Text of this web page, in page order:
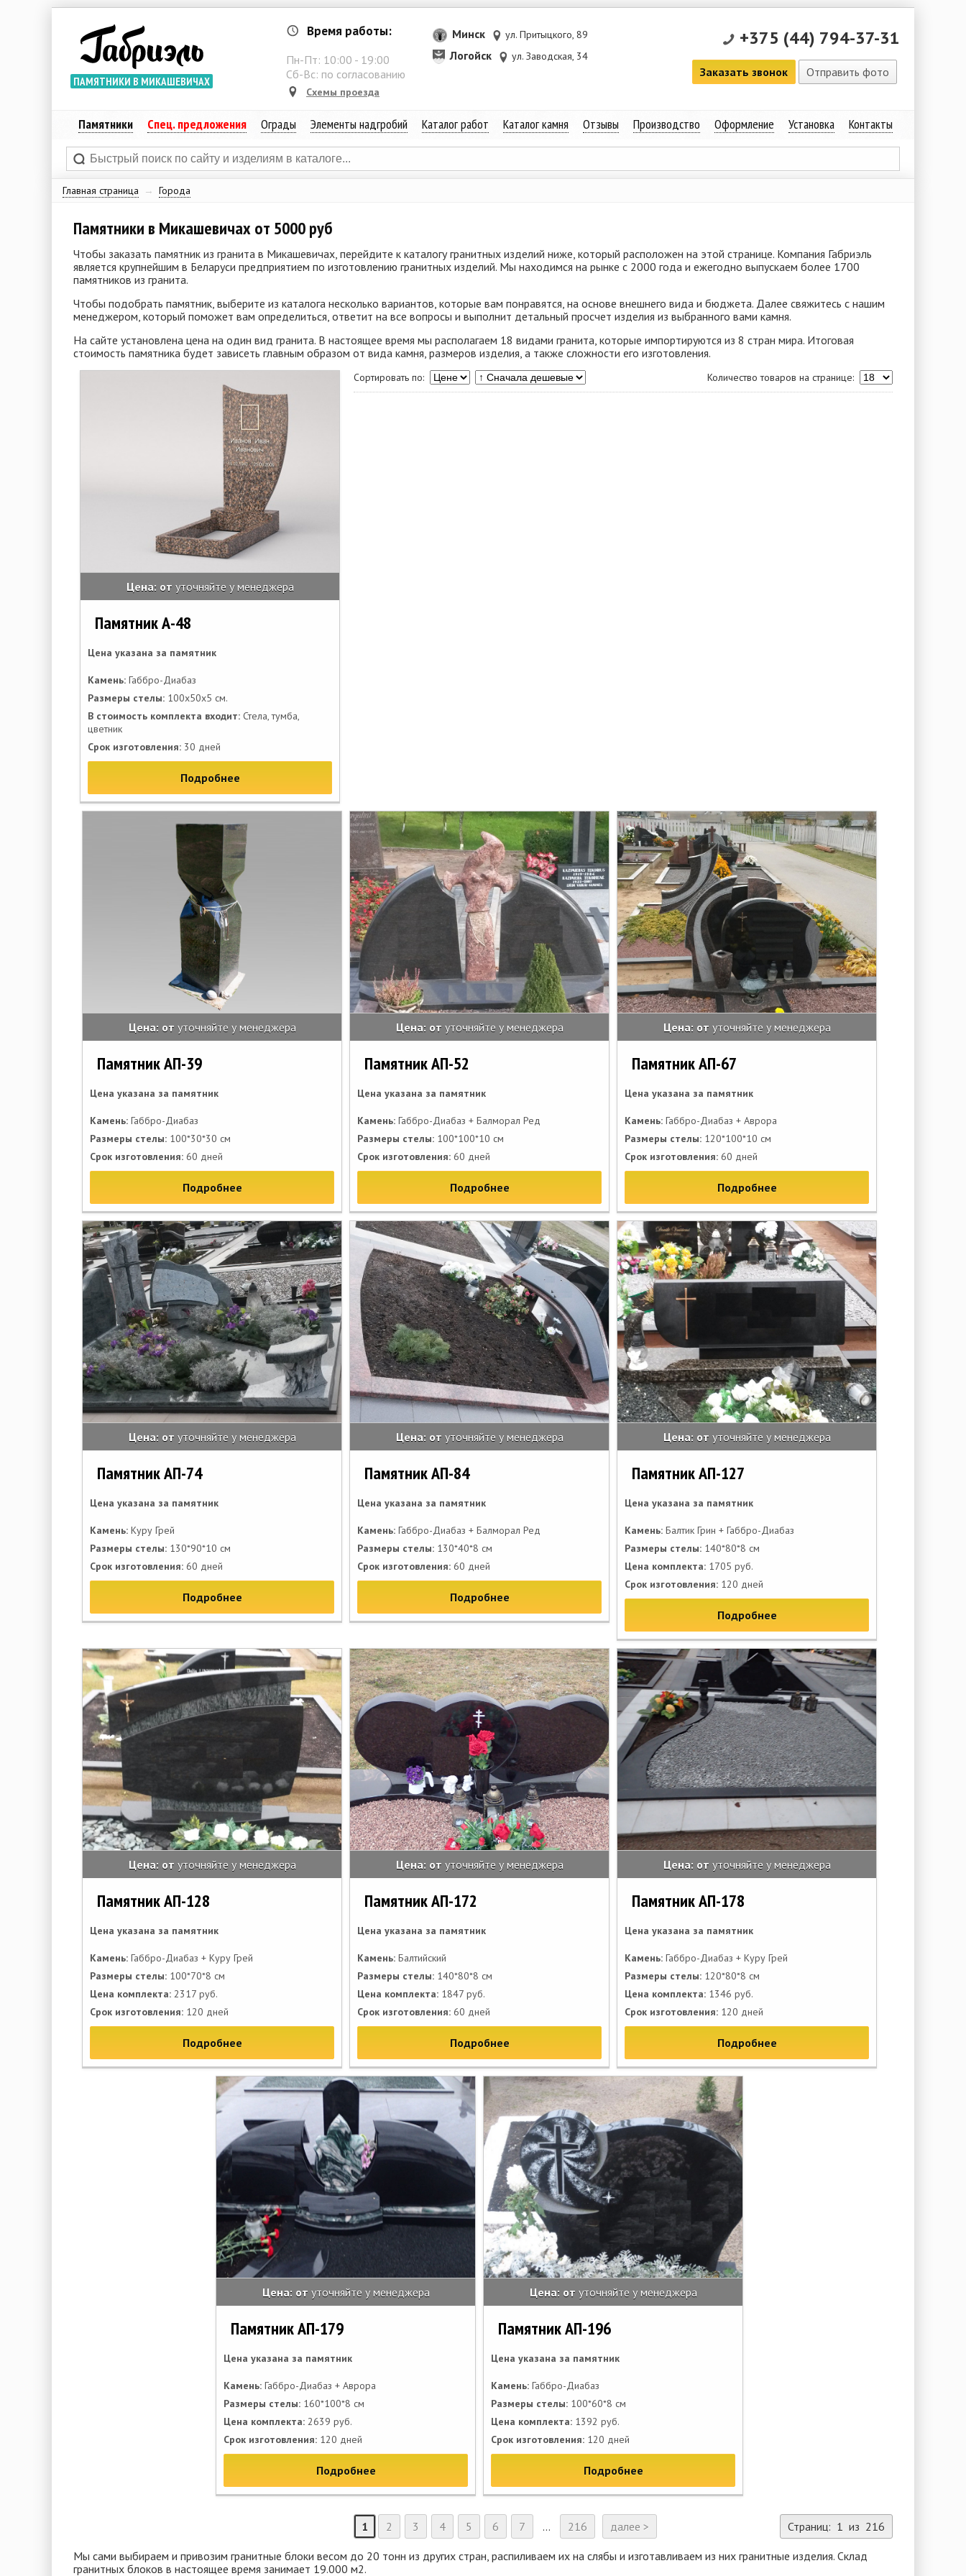
ПАМЯТНИКИ В МИКАШЕВИЧАХ
Время работы:
Пн-Пт: 10:00 - 19:00
Сб-Вс: по согласованию
Схемы проезда
Минск ул. Притыцкого, 89
Логойск ул. Заводская, 34
+375 (44) 794-37-31
Заказать звонок Отправить фото
Памятники Спец. предложения Ограды Элементы надгробий Каталог работ Каталог камня Отзывы Производство Оформление Установка Контакты
Главная страница → Города
Памятники в Микашевичах от 5000 руб
Чтобы заказать памятник из гранита в Микашевичах, перейдите к каталогу гранитных изделий ниже, который расположен на этой странице. Компания Габриэль
является крупнейшим в Беларуси предприятием по изготовлению гранитных изделий. Мы находимся на рынке с 2000 года и ежегодно выпускаем более 1700
памятников из гранита.
Чтобы подобрать памятник, выберите из каталога несколько вариантов, которые вам понравятся, на основе внешнего вида и бюджета. Далее свяжитесь с нашим
менеджером, который поможет вам определиться, ответит на все вопросы и выполнит детальный просчет изделия из выбранного вами камня.
На сайте установлена цена на один вид гранита. В настоящее время мы располагаем 18 видами гранита, которые импортируются из 8 стран мира. Итоговая
стоимость памятника будет зависеть главным образом от вида камня, размеров изделия, а также сложности его изготовления.
Сортировать по: Количество товаров на странице:
Цена: от уточняйте у менеджера
Памятник А-48
Цена указана за памятник
Камень: Габбро-Диабаз
Размеры стелы: 100х50х5 см.
В стоимость комплекта входит: Стела, тумба,
цветник
Срок изготовления: 30 дней
Подробнее
Цена: от уточняйте у менеджера
Памятник АП-39
Цена указана за памятник
Камень: Габбро-Диабаз
Размеры стелы: 100*30*30 см
Срок изготовления: 60 дней
Подробнее
Цена: от уточняйте у менеджера
Памятник АП-52
Цена указана за памятник
Камень: Габбро-Диабаз + Балморал Ред
Размеры стелы: 100*100*10 см
Срок изготовления: 60 дней
Подробнее
Цена: от уточняйте у менеджера
Памятник АП-67
Цена указана за памятник
Камень: Габбро-Диабаз + Аврора
Размеры стелы: 120*100*10 см
Срок изготовления: 60 дней
Подробнее
Цена: от уточняйте у менеджера
Памятник АП-74
Цена указана за памятник
Камень: Куру Грей
Размеры стелы: 130*90*10 см
Срок изготовления: 60 дней
Подробнее
Цена: от уточняйте у менеджера
Памятник АП-84
Цена указана за памятник
Камень: Габбро-Диабаз + Балморал Ред
Размеры стелы: 130*40*8 см
Срок изготовления: 60 дней
Подробнее
Цена: от уточняйте у менеджера
Памятник АП-127
Цена указана за памятник
Камень: Балтик Грин + Габбро-Диабаз
Размеры стелы: 140*80*8 см
Цена комплекта: 1705 руб.
Срок изготовления: 120 дней
Подробнее
Цена: от уточняйте у менеджера
Памятник АП-128
Цена указана за памятник
Камень: Габбро-Диабаз + Куру Грей
Размеры стелы: 100*70*8 см
Цена комплекта: 2317 руб.
Срок изготовления: 120 дней
Подробнее
Цена: от уточняйте у менеджера
Памятник АП-172
Цена указана за памятник
Камень: Балтийский
Размеры стелы: 140*80*8 см
Цена комплекта: 1847 руб.
Срок изготовления: 60 дней
Подробнее
Цена: от уточняйте у менеджера
Памятник АП-178
Цена указана за памятник
Камень: Габбро-Диабаз + Куру Грей
Размеры стелы: 120*80*8 см
Цена комплекта: 1346 руб.
Срок изготовления: 120 дней
Подробнее
Цена: от уточняйте у менеджера
Памятник АП-179
Цена указана за памятник
Камень: Габбро-Диабаз + Аврора
Размеры стелы: 160*100*8 см
Цена комплекта: 2639 руб.
Срок изготовления: 120 дней
Подробнее
Цена: от уточняйте у менеджера
Памятник АП-196
Цена указана за памятник
Камень: Габбро-Диабаз
Размеры стелы: 100*60*8 см
Цена комплекта: 1392 руб.
Срок изготовления: 120 дней
Подробнее
1 2 3 4 5 6 7 ... 216 далее > Страниц: 1 из 216
Мы сами выбираем и привозим гранитные блоки весом до 20 тонн из других стран, распиливаем их на слябы и изготавливаем из них гранитные изделия. Склад
гранитных блоков в настоящее время занимает 19.000 м2.